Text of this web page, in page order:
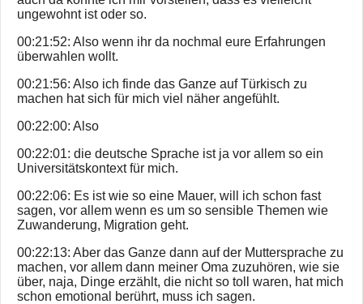
ungewohnt ist oder so.
00:21:52: Also wenn ihr da nochmal eure Erfahrungen
überwahlen wollt.
00:21:56: Also ich finde das Ganze auf Türkisch zu
machen hat sich für mich viel näher angefühlt.
00:22:00: Also
00:22:01: die deutsche Sprache ist ja vor allem so ein
Universitätskontext für mich.
00:22:06: Es ist wie so eine Mauer, will ich schon fast
sagen, vor allem wenn es um so sensible Themen wie
Zuwanderung, Migration geht.
00:22:13: Aber das Ganze dann auf der Muttersprache zu
machen, vor allem dann meiner Oma zuzuhören, wie sie
über, naja, Dinge erzählt, die nicht so toll waren, hat mich
schon emotional berührt, muss ich sagen.